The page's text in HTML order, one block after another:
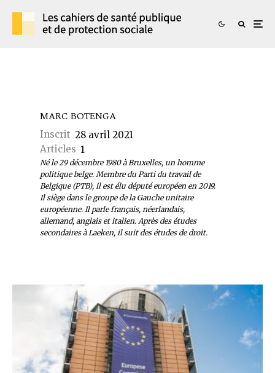
MARC BOTENGA
Inscrit 28 avril 2021
Articles 1
Né le 29 décembre 1980 à Bruxelles, un homme
politique belge. Membre du Parti du travail de
Belgique (PTB), il est élu député européen en 2019.
Il siège dans le groupe de la Gauche unitaire
européenne. Il parle français, néerlandais,
allemand, anglais et italien. Après des études
secondaires à Laeken, il suit des études de droit.